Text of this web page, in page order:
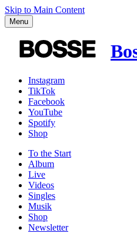
Skip to Main Content
Menu
Instagram
TikTok
Facebook
YouTube
Spotify
Shop
To the Start
Album
Live
Videos
Singles
Musik
Shop
News­letter